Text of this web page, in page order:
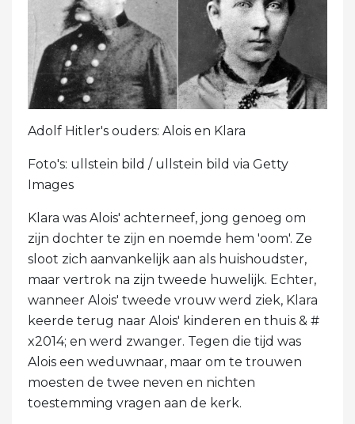
Adolf Hitler's ouders: Alois en Klara
Foto's: ullstein bild / ullstein bild via Getty
Images
Klara was Alois' achterneef, jong genoeg om
zijn dochter te zijn en noemde hem 'oom'. Ze
sloot zich aanvankelijk aan als huishoudster,
maar vertrok na zijn tweede huwelijk. Echter,
wanneer Alois' tweede vrouw werd ziek, Klara
keerde terug naar Alois' kinderen en thuis & #
x2014; en werd zwanger. Tegen die tijd was
Alois een weduwnaar, maar om te trouwen
moesten de twee neven en nichten
toestemming vragen aan de kerk.